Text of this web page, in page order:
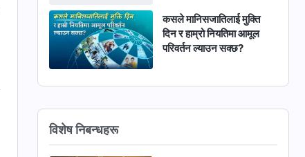
काम गर्नुहुन्छ?
कसले मानिसजातिलाई मुक्ति
दिन र हाम्रो नियतिमा आमूल
परिवर्तन ल्याउन सक्छ?
विशेष निबन्धहरू